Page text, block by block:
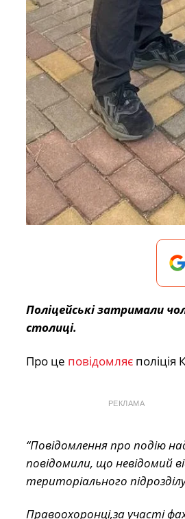
Поліцейські затримали
столиці.
Про це повідомляє поліція
РЕКЛАМА
“Повідомлення про подію
повідомили, що невідомий
територіального
Правоохоронці,за участі